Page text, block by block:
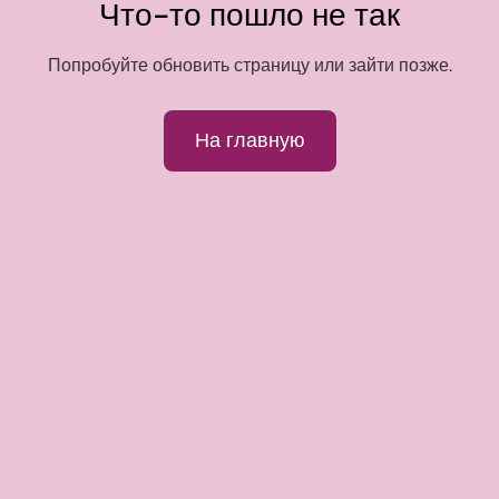
Что-то пошло не так
Попробуйте обновить страницу или зайти позже.
На главную